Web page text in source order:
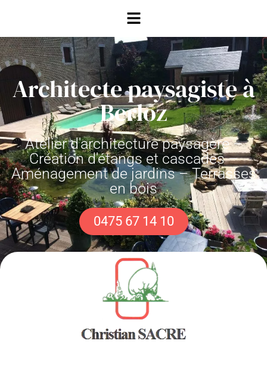
Architecte paysagiste à
Berloz
Atelier d'architecture paysagère –
Création d'étangs et cascades –
Aménagement de jardins – Terrasses
en bois
0475 67 14 10